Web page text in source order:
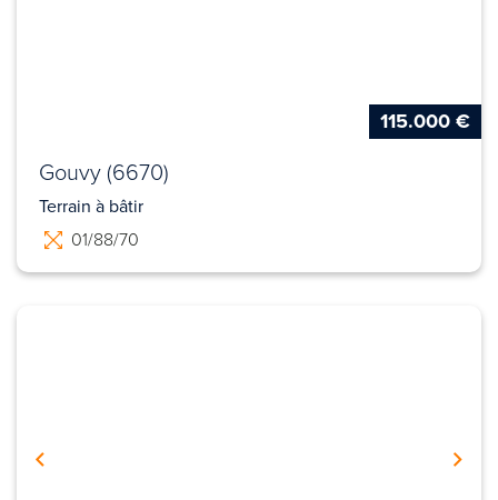
115.000 €
Gouvy (6670)
Terrain à bâtir
01/88/70